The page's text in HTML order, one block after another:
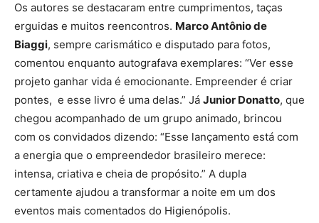
Os autores se destacaram entre cumprimentos, taças
erguidas e muitos reencontros. Marco Antônio de
Biaggi, sempre carismático e disputado para fotos,
comentou enquanto autografava exemplares: “Ver esse
projeto ganhar vida é emocionante. Empreender é criar
pontes, e esse livro é uma delas.” Já Junior Donatto, que
chegou acompanhado de um grupo animado, brincou
com os convidados dizendo: “Esse lançamento está com
a energia que o empreendedor brasileiro merece:
intensa, criativa e cheia de propósito.” A dupla
certamente ajudou a transformar a noite em um dos
eventos mais comentados do Higienópolis.